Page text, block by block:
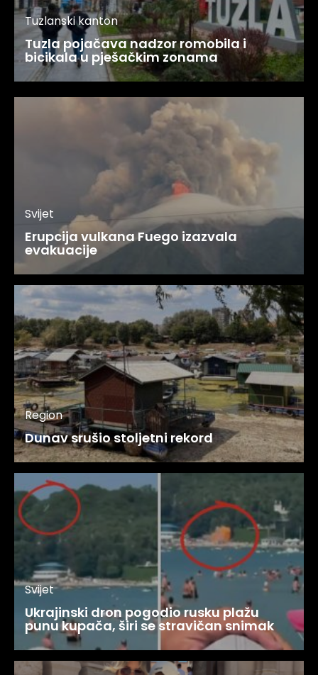
Tuzlanski kanton
Tuzla pojačava nadzor romobila i
bicikala u pješačkim zonama
Svijet
Erupcija vulkana Fuego izazvala
evakuacije
Region
Dunav srušio stoljetni rekord
Svijet
Ukrajinski dron pogodio rusku plažu
punu kupača, širi se stravičan snimak